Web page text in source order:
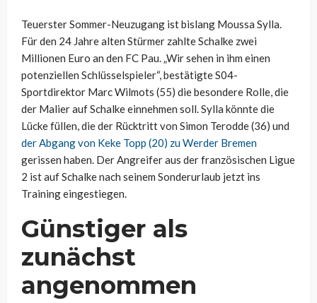
Teuerster Sommer-Neuzugang ist bislang Moussa Sylla.
Für den 24 Jahre alten Stürmer zahlte Schalke zwei
Millionen Euro an den FC Pau. „Wir sehen in ihm einen
potenziellen Schlüsselspieler“, bestätigte S04-
Sportdirektor Marc Wilmots (55) die besondere Rolle, die
der Malier auf Schalke einnehmen soll. Sylla könnte die
Lücke füllen, die der Rücktritt von Simon Terodde (36) und
der Abgang von Keke Topp (20) zu Werder Bremen
gerissen haben. Der Angreifer aus der französischen Ligue
2 ist auf Schalke nach seinem Sonderurlaub jetzt ins
Training eingestiegen.
Günstiger als
zunächst
angenommen